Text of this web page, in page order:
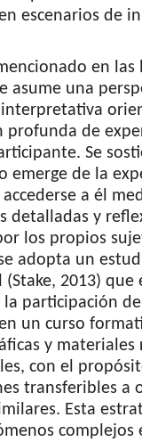
escenarios de
en las
asume una
profunda de
Se
emerge de la
a él
detalladas y
los propios
adopta un
2013) que
participación
un curso
y materiales
con el
transferibles a
Esta
complejos